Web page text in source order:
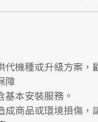
代機種或升級方案
障
基本安裝服務。
成商品或環境損傷，